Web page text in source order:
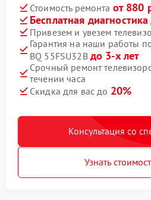
Стоимость ремонта от 880
Бесплатная диагностика
Привезем и увезем
Гарантия на наши работы
BQ 55FSU32B до 3-х лет
Срочный ремонт
течении часа
Скидка для вас до 20%
Консультация со
Узнать